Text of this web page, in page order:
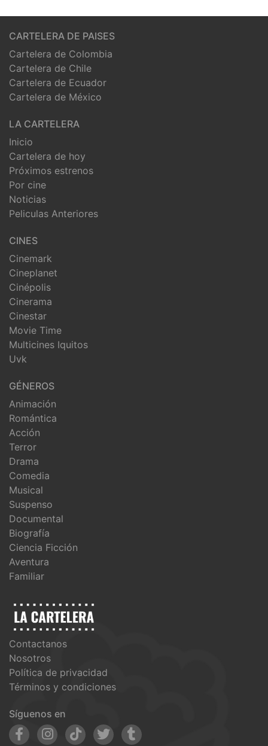
CARTELERA DE PAISES
Cartelera de Colombia
Cartelera de Chile
Cartelera de Ecuador
Cartelera de México
LA CARTELERA
Inicio
Cartelera de hoy
Próximos estrenos
Por cine
Noticias
Peliculas Anteriores
CINES
Cinemark
Cineplanet
Cinépolis
Cinerama
Cinestar
Movie Time
Multicines Iquitos
Uvk
GÉNEROS
Animación
Romántica
Acción
Terror
Drama
Comedia
Musical
Suspenso
Documental
Biografía
Ciencia Ficción
Aventura
Familiar
Contactanos
Nosotros
Política de privacidad
Términos y condiciones
Síguenos en